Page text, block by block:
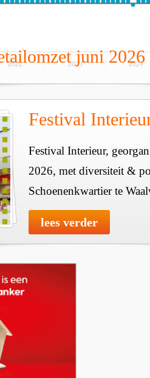
juni 2026
Festival
Festival Interieur,
2026, met diversiteit &
Schoenenkwartier te
lees verder